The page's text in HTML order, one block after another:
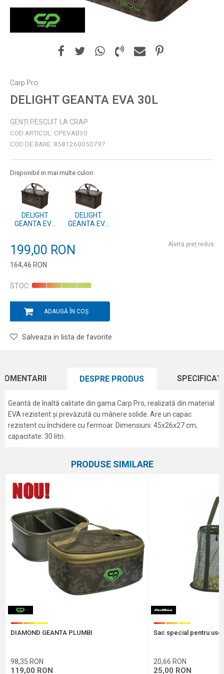
Carp Pro
DELIGHT GEANTA EVA 30L
GENȚI PESCUIT LA CRAP
COD ARTICOL: CPEVAB30
COD DE BARE: 8581260050797
Disponibil in mai multe culori:
DELIGHT
GEANTA EVA
DELIGHT
GEANTA EVA
199,00 RON
164,46 RON
Alertă preț redus
STOC:
ADAUGĂ ÎN COȘ
Salveaza in lista de favorite
DESPRE PRODUS
Geantă de înaltă calitate din gama Carp Pro, realizată din material
EVA rezistent și prevăzută cu mânere solide. Are un capac
rezistent cu închidere cu fermoar. Dimensiuni: 45x26x27 cm,
capacitate: 30 litri.
Genți pescuit la crap
Marca
Email
Comentariu
PRODUSE SIMILARE
DIAMOND GEANTA PLUMBI
98,35 RON
119,00 RON
Sac special pentru
20,66 RON
25,00 RON